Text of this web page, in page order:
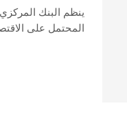
ينظم البنك
المحتمل على